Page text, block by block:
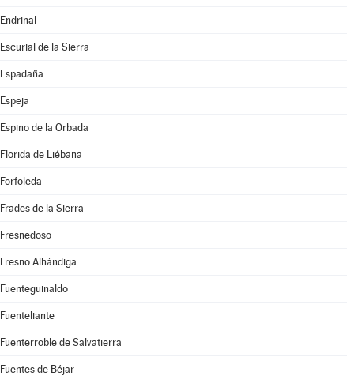
Endrinal
Escurial de la Sierra
Espadaña
Espeja
Espino de la Orbada
Florida de Liébana
Forfoleda
Frades de la Sierra
Fresnedoso
Fresno Alhándiga
Fuenteguinaldo
Fuenteliante
Fuenterroble de Salvatierra
Fuentes de Béjar